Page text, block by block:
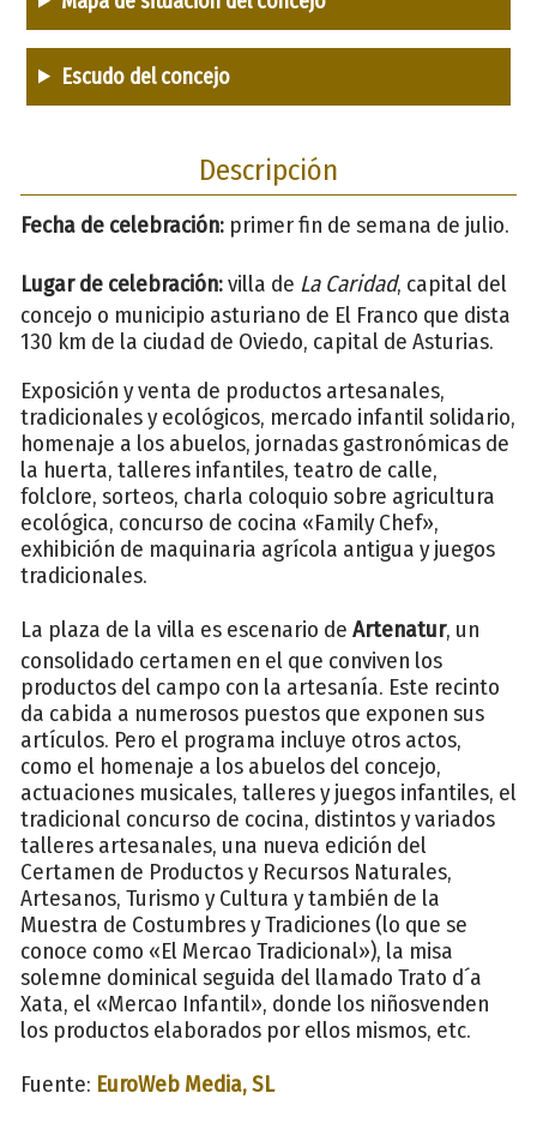
Escudo del concejo
Descripción
Fecha de celebración: primer fin de semana de julio.
Lugar de celebración:villa de La Caridad, capital del
concejo o municipio asturiano de El Franco que dista
130 km de la ciudad de Oviedo, capital de Asturias.
Exposición y venta de productos artesanales,
tradicionales y ecológicos, mercado infantil solidario,
homenaje a los abuelos, jornadas gastronómicas de
la huerta, talleres infantiles, teatro de calle,
folclore, sorteos, charla coloquio sobre agricultura
ecológica, concurso de cocina «Family Chef»,
exhibición de maquinaria agrícola antigua y juegos
tradicionales.
La plaza de la villa es escenario de Artenatur, un
consolidado certamen en el que conviven los
productos del campo con la artesanía. Este recinto
da cabida a numerosos puestos que exponen sus
artículos. Pero el programa incluye otros actos,
como el homenaje a los abuelos del concejo,
actuaciones musicales, talleres y juegos infantiles, el
tradicional concurso de cocina, distintos y variados
talleres artesanales, una nueva edición del
Certamen de Productos y Recursos Naturales,
Artesanos, Turismo y Cultura y también de la
Muestra de Costumbres y Tradiciones (lo que se
conoce como «El Mercao Tradicional»), la misa
solemne dominical seguida del llamado Trato d´a
Xata, el «Mercao Infantil», donde los niñosvenden
los productos elaborados por ellos mismos, etc.
Fuente: EuroWeb Media, SL